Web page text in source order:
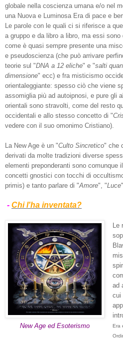
globale nella coscienza umana e/o nel
una Nuova e Luminosa Era di pace e
Le parole con le quali ci si riferisce a
a gruppo e da libro a libro, ma essi sono
come è quasi sempre presente una
e pseudoscienza (che può arrivare
teorie sul "DNA a 12 eliche" e "salti
dimensione" ecc) e fra misticismo
orientaleggiante: spesso ciò che viene
assomiglia più ad autoipnosi, e pure gli
orientali sono stravolti, come del resto
occidentali e allo stesso concetto di "
vedere con il suo omonimo Cristiano).
La New Age è un "Culto Sincretico" che
derivati da molte tradizioni diverse
elementi preponderanti sono comunque
concetti gnostici con tocchi di
primis) e tanto parlare di "Amore", "Luce
- Chi l'ha inventata?
New Age ed Esoterismo
Le
ad
cui
Era